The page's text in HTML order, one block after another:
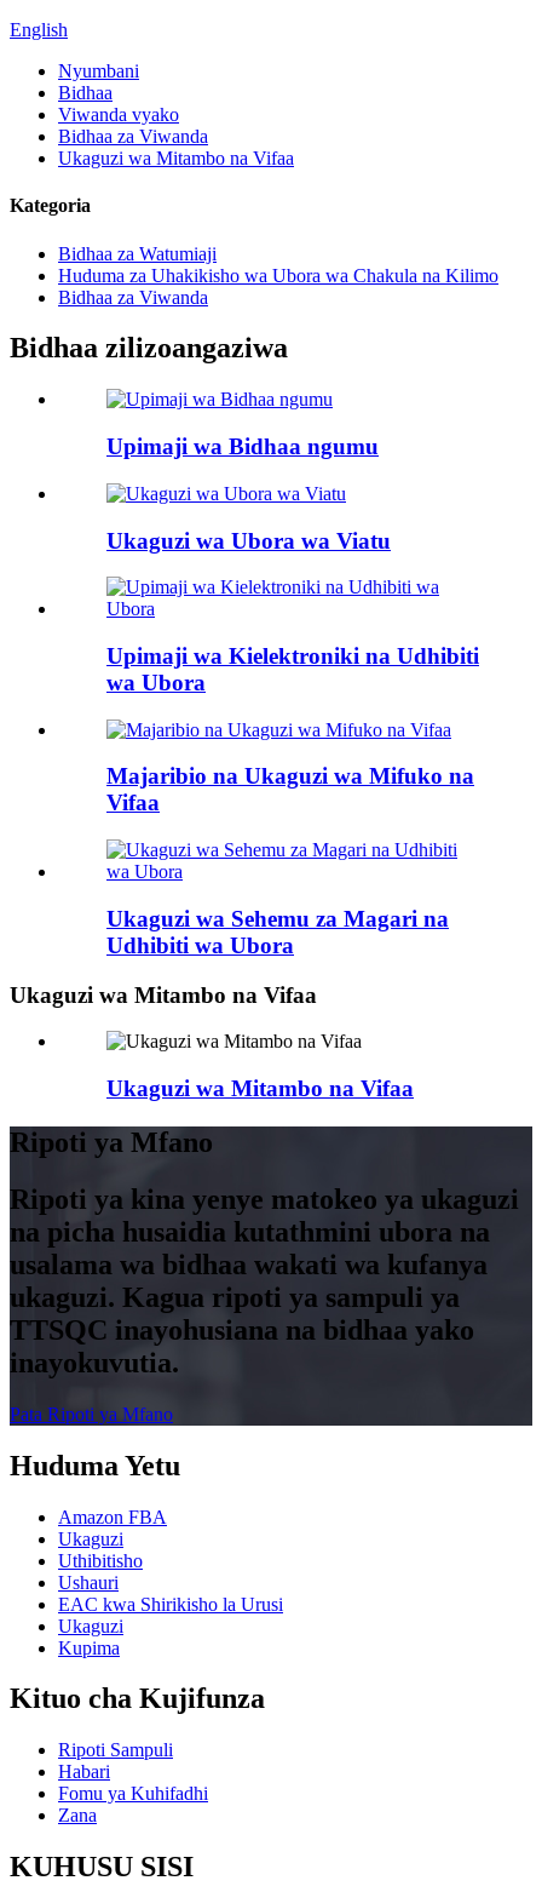
English
Nyumbani
Bidhaa
Viwanda vyako
Bidhaa za Viwanda
Ukaguzi wa Mitambo na Vifaa
Kategoria
Bidhaa za Watumiaji
Huduma za Uhakikisho wa Ubora wa Chakula na Kilimo
Bidhaa za Viwanda
Bidhaa zilizoangaziwa
Upimaji wa Bidhaa ngumu
Ukaguzi wa Ubora wa Viatu
Upimaji wa Kielektroniki na Udhibiti
wa Ubora
Majaribio na Ukaguzi wa Mifuko na
Vifaa
Ukaguzi wa Sehemu za Magari na
Udhibiti wa Ubora
Ukaguzi wa Mitambo na Vifaa
Ukaguzi wa Mitambo na Vifaa
Ripoti ya Mfano
Ripoti ya kina yenye matokeo ya ukaguzi
na picha husaidia kutathmini ubora na
usalama wa bidhaa wakati wa kufanya
ukaguzi. Kagua ripoti ya sampuli ya
TTSQC inayohusiana na bidhaa yako
inayokuvutia.
Pata Ripoti ya Mfano
Huduma Yetu
Amazon FBA
Ukaguzi
Uthibitisho
Ushauri
EAC kwa Shirikisho la Urusi
Ukaguzi
Kupima
Kituo cha Kujifunza
Ripoti Sampuli
Habari
Fomu ya Kuhifadhi
Zana
KUHUSU SISI